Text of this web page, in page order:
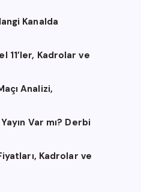
Kanalda
11’ler, Kadrolar ve
Analizi,
Var mı? Derbi
Kadrolar ve